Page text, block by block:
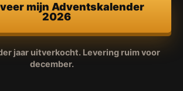
mijn Adventskalender
2026
jaar uitverkocht. Levering ruim voor
december.